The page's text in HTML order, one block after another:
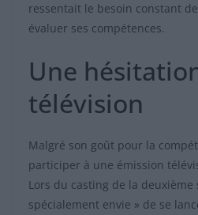
ressentait le besoin constant
évaluer ses compétences.
Une
télévision
Malgré son goût pour la
participer à une émission
Lors du casting de la deuxième
spécialement envie » de se